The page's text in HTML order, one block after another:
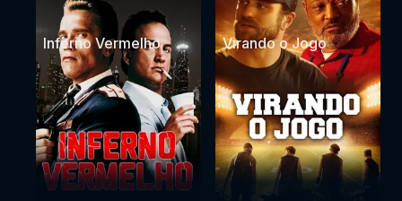
Inferno Vermelho Virando o Jogo